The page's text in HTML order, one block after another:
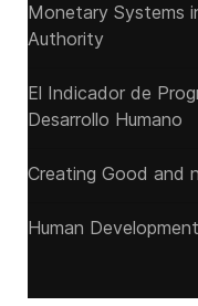
Monetary Systems
Authority
El Indicador de
Desarrollo Humano
Creating Good and
Human